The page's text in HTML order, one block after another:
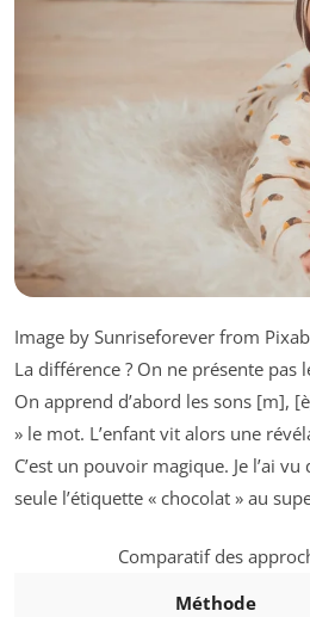
Image by Sunriseforever from
La différence ? On ne présente
On apprend d’abord les sons [m],
» le mot. L’enfant vit alors une
C’est un pouvoir magique. Je l’ai
seule l’étiquette « chocolat » au
Comparatif des
Méthode